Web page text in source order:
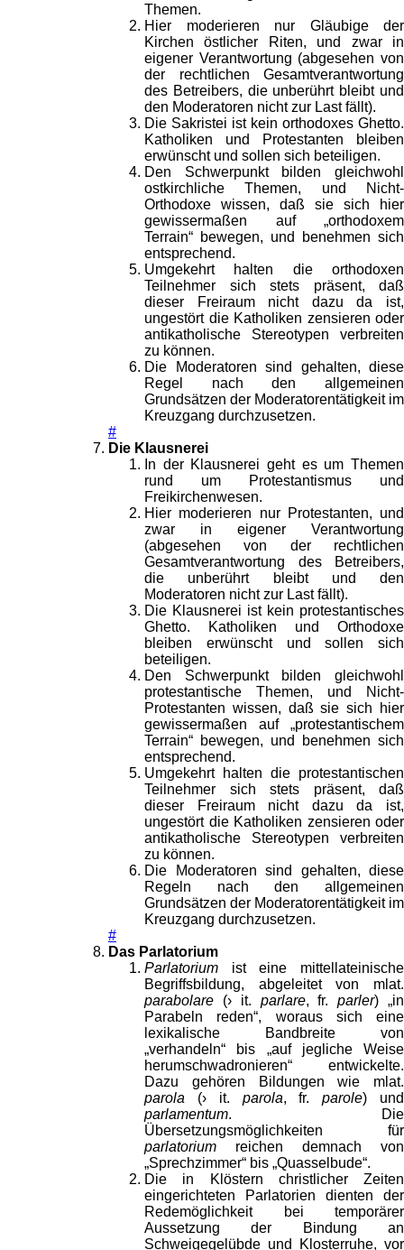
Themen.
Hier moderieren nur Gläubige der
Kirchen östlicher Riten, und zwar in
eigener Verantwortung (abgesehen von
der rechtlichen Gesamtverantwortung
des Betreibers, die unberührt bleibt und
den Moderatoren nicht zur Last fällt).
Die Sakristei ist kein orthodoxes Ghetto.
Katholiken und Protestanten bleiben
erwünscht und sollen sich beteiligen.
Den Schwerpunkt bilden gleichwohl
ostkirchliche Themen, und Nicht-
Orthodoxe wissen, daß sie sich hier
gewissermaßen auf „orthodoxem
Terrain“ bewegen, und benehmen sich
entsprechend.
Umgekehrt halten die orthodoxen
Teilnehmer sich stets präsent, daß
dieser Freiraum nicht dazu da ist,
ungestört die Katholiken zensieren oder
antikatholische Stereotypen verbreiten
zu können.
Die Moderatoren sind gehalten, diese
Regel nach den allgemeinen
Grundsätzen der Moderatorentätigkeit im
Kreuzgang durchzusetzen.
#
Die Klausnerei
In der Klausnerei geht es um Themen
rund um Protestantismus und
Freikirchenwesen.
Hier moderieren nur Protestanten, und
zwar in eigener Verantwortung
(abgesehen von der rechtlichen
Gesamtverantwortung des Betreibers,
die unberührt bleibt und den
Moderatoren nicht zur Last fällt).
Die Klausnerei ist kein protestantisches
Ghetto. Katholiken und Orthodoxe
bleiben erwünscht und sollen sich
beteiligen.
Den Schwerpunkt bilden gleichwohl
protestantische Themen, und Nicht-
Protestanten wissen, daß sie sich hier
gewissermaßen auf „protestantischem
Terrain“ bewegen, und benehmen sich
entsprechend.
Umgekehrt halten die protestantischen
Teilnehmer sich stets präsent, daß
dieser Freiraum nicht dazu da ist,
ungestört die Katholiken zensieren oder
antikatholische Stereotypen verbreiten
zu können.
Die Moderatoren sind gehalten, diese
Regeln nach den allgemeinen
Grundsätzen der Moderatorentätigkeit im
Kreuzgang durchzusetzen.
#
Das Parlatorium
Parlatorium ist eine mittellateinische
Begriffsbildung, abgeleitet von mlat.
parabolare (› it. parlare, fr.parler) „in
Parabeln reden“, woraus sich eine
lexikalische Bandbreite von
„verhandeln“ bis „auf jegliche Weise
herumschwadronieren“ entwickelte.
Dazu gehören Bildungen wie mlat.
parola (› it. parola, fr.parole) und
parlamentum. Die
Übersetzungsmöglichkeiten für
parlatorium reichen demnach von
„Sprechzimmer“ bis „Quasselbude“.
Die in Klöstern christlicher Zeiten
eingerichteten Parlatorien dienten der
Redemöglichkeit bei temporärer
Aussetzung der Bindung an
Schweigegelübde und Klosterruhe, vor